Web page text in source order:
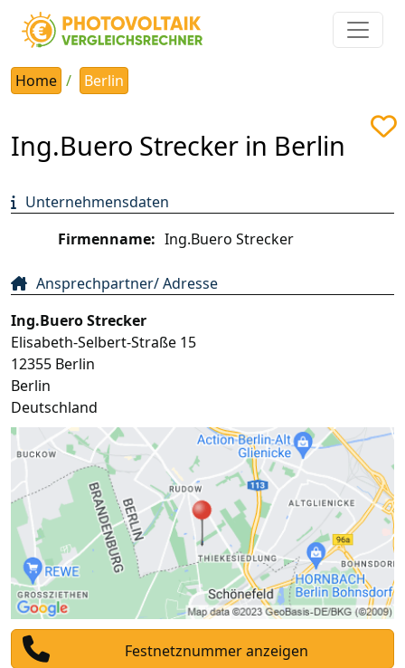
Home Berlin
Ing.Buero Strecker in Berlin
Unternehmensdaten
Firmenname: Ing.Buero Strecker
Ansprechpartner/ Adresse
Ing.Buero Strecker
Elisabeth-Selbert-Straße 15
12355 Berlin
Berlin
Deutschland
Festnetznummer anzeigen